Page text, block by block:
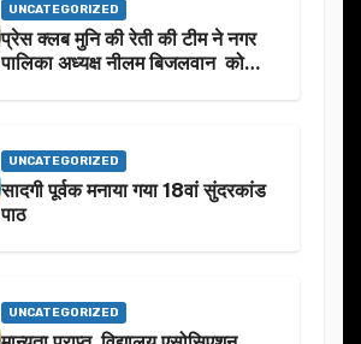
UNCATEGORIZED
प्रेस क्लब मुनि की रेती की टीम ने नगर
पालिका अध्यक्ष नीलम बिजलवान को
UNCATEGORIZED
सादगी पूर्वक मनाया गया 18वां सुंदरकांड
पाठ
UNCATEGORIZED